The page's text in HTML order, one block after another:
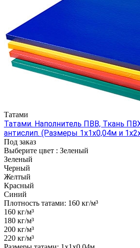
Татами
Татами. Наполнитель ПВВ, Ткань
антислип. (Размеры 1х1х0,04м и
Под заказ
Выберите цвет : Зеленый
Зеленый
Черный
Желтый
Красный
Синий
Плотность татами: 160 кг/м³
160 кг/м³
180 кг/м³
200 кг/м³
220 кг/м³